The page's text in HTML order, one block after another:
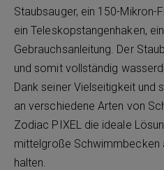
Staubsauger, ein 150-Mikron-
ein Teleskopstangenhaken,
Gebrauchsanleitung. Der
und somit vollständig
Dank seiner Vielseitigkeit und
an verschiedene Arten von
Zodiac PIXEL die ideale
mittelgroße Schwimmbecken
halten.